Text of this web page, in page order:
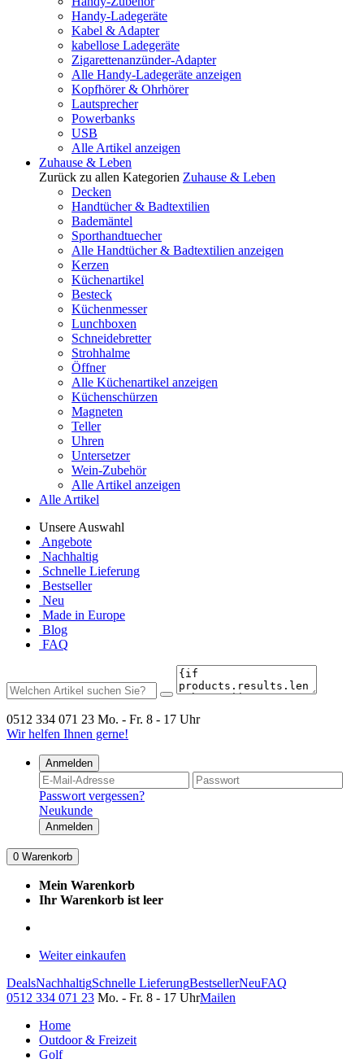
Handy-Ladegeräte
Kabel & Adapter
kabellose Ladegeräte
Zigarettenanzünder-Adapter
Alle Handy-Ladegeräte anzeigen
Kopfhörer & Ohrhörer
Lautsprecher
Powerbanks
USB
Alle Artikel anzeigen
Zuhause & Leben
Zurück zu allen Kategorien Zuhause & Leben
Decken
Handtücher & Badtextilien
Bademäntel
Sporthandtuecher
Alle Handtücher & Badtextilien anzeigen
Kerzen
Küchenartikel
Besteck
Küchenmesser
Lunchboxen
Schneidebretter
Strohhalme
Öffner
Alle Küchenartikel anzeigen
Küchenschürzen
Magneten
Teller
Uhren
Untersetzer
Wein-Zubehör
Alle Artikel anzeigen
Alle Artikel
Unsere Auswahl
Angebote
Nachhaltig
Schnelle Lieferung
Bestseller
Neu
Made in Europe
Blog
FAQ
0512 334 071 23 Mo. - Fr. 8 - 17 Uhr
Wir helfen Ihnen gerne!
Anmelden
Passwort vergessen?
Neukunde
Anmelden
0 Warenkorb
Mein Warenkorb
Ihr Warenkorb ist leer
Weiter einkaufen
DealsNachhaltigSchnelle LieferungBestsellerNeuFAQ
0512 334 071 23 Mo. - Fr. 8 - 17 UhrMailen
Home
Outdoor & Freizeit
Golf